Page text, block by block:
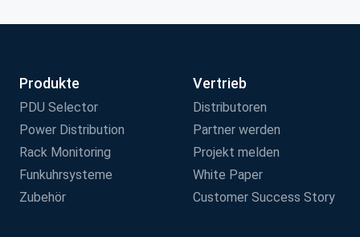
Produkte
PDU Selector
Power Distribution
Rack Monitoring
Funkuhrsysteme
Zubehör
Vertrieb
Distributoren
Partner werden
Projekt melden
White Paper
Customer Success Story